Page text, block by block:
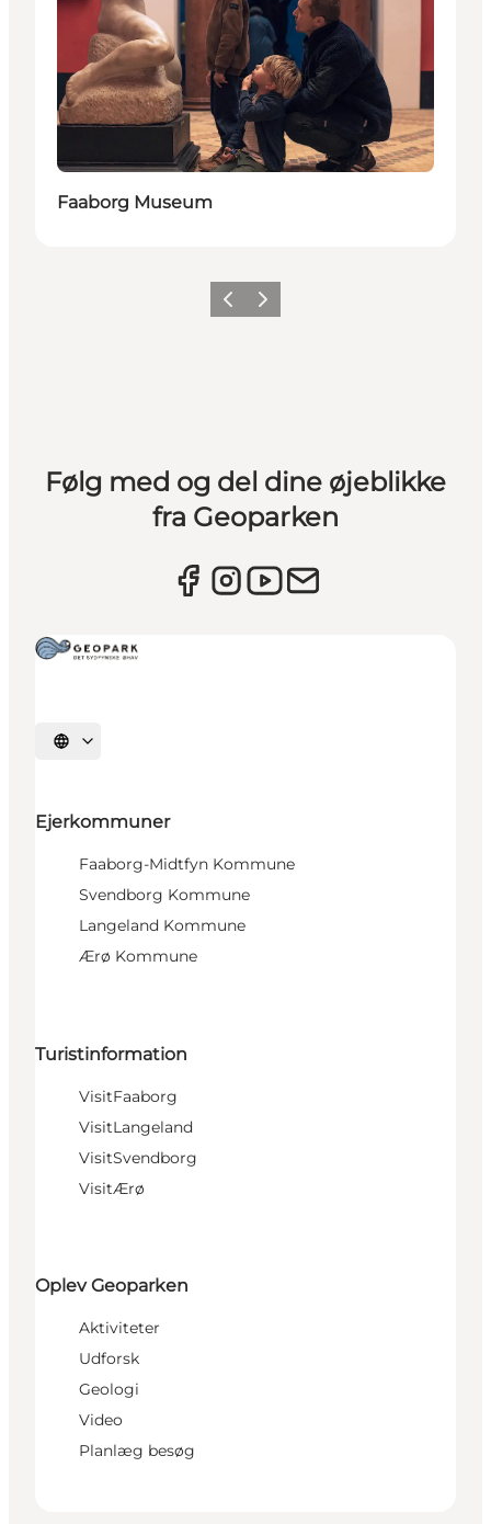
Faaborg Museum
ForrigeNæste
Følg med og del dine øjeblikke
fra Geoparken
Vælg sprog
Ejerkommuner
Faaborg-Midtfyn Kommune
Svendborg Kommune
Langeland Kommune
Ærø Kommune
Turistinformation
VisitFaaborg
VisitLangeland
VisitSvendborg
VisitÆrø
Oplev Geoparken
Aktiviteter
Udforsk
Geologi
Video
Planlæg besøg